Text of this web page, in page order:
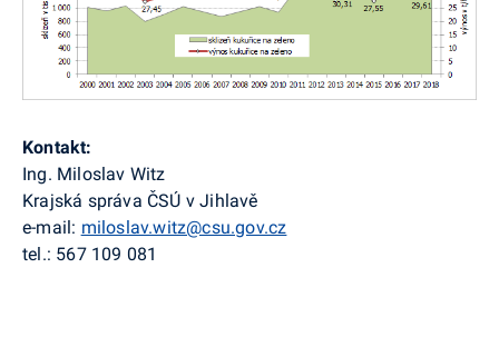
Kontakt:
Ing. Miloslav Witz
Krajská správa ČSÚ v Jihlavě
e-mail: miloslav.witz@csu.gov.cz
tel.: 567 109 081